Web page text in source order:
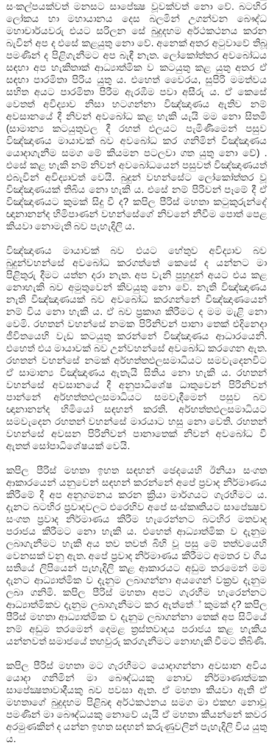
සංකල්පයක්වත් මනසට සාපේක්‍ෂ වූවක්වත් නො වේ. බටහිර
ලෝකය හා මහායානය දෙස බලමින් උගන්වන බෞද්ධ
මහාචාර්යවරු එයට සරිලන සේ බුදුදහම අර්ථකථනය කරන
බැවින් අප ද එසේ කළයුතු නො වේ. අනෙක් අතර අටුවාවේ තිබූ
පමණින් ද පිළිගැනීමට අප බැඳී නැත. ලෝකෝත්තර අවබෝධය
සඳහා අප හැකිතාක් ආධ්‍යාත්මික ව කටයුතු කළ යුතු අතර ඒ
සඳහා පාරමිතා පිරිය යුතු ය. එහෙත් වෛරය, සුපිරි මමත්වය
සහිත අයට පාරමිතා පිරීම ඇරඹීම පවා අසීරු ය. ඒ කෙසේ
වෙතත් අවිද්‍යාව නිසා හටගන්නා විඤ්ඤාණය ඇතිව නම්
අවසානයේ දී නිවන් අවබෝධ කළ හැකි යැයි මම නො සිතමි
(සාමාන්‍ය කටයුතුවල දී රහත් ඵලයට පැමිණීමෙන් පසුව
විඤ්ඤාණය මායාවක් බව අවබෝධ කර ගනිමින් විඤ්ඤාණය
යොදාගැනීම සමග මේ කියමන පටලවා ගත යුතු නො වේ) .
එසේ කළ හැකි නම් නිවන් අවබෝධයෙන් පසුවත් විඤ්ඤාණයත්
එබැවින් අවිද්‍යාවත් වෙයි. බුදුන් වහන්සේට ලෝකෝත්තර වූ
විඤ්ඤාණයක් තිබිය නො හැකි ය. එසේ නම් පිරිවන් පෑමේ දී ඒ
විඤ්ඤාණයට කුමක් සිදු වී ද? කපිල පීරිස් මහතා කටුකුරුන්දේ
ඥානානන්ද හිමිපාණන් වහන්සේගේ නිවනේ නීවීම පොත් පෙළ
කියවා නොමැති බව පැහැදිලි ය.
විඤ්ඤාණය මායාවක් බව එයට හේතුව අවිද්‍යාව බව
බුදුන්වහන්සේ අවබෝධ කරගත්තේ කෙසේ ද යන්නට මා
පිළිතුරු දීමට යත්න දරා නැත. අප වැනි පුහුදුන් අයට එය කළ
නොහැකි බව අමුතුවෙන් කිවයුතු නො වේ. නැති විඤ්ඤාණය
නැති විඤ්ඤාණයක් බව අවබෝධ කරගන්නේ විඤ්ඤාණයෙන්
නම් විය නො හැකි ය. ඒ බව ප්‍රකාශ කිරීමට ද මම මැළි නො
වෙමි. රහතන් වහන්සේ නමක පිරිනිවන් පානා තෙක් එදිනෙදා
ජීවිතයෙහි වැඩ කටයුතු කරන්නේ විඤ්ඤාණය ආධාරයෙනි.
එහෙත් එය මායාවක් බව උන්වහන්සේ අවබෝධ කරගෙන ඇත.
රහතන් වහන්සේ නමක් අර්හත්තඵලසමාධියට සමවැදෙනවිට
ඒ සාමාන්‍ය විඤ්ඤාණය ඇතැයි සිතිය නො හැකි ය. රහතන්
වහන්සේ අවසානයේ දී අනුපාධිශේෂ ධාතුවෙන් පිරිනිවන්
පාන්නේ අර්හත්තඵලසමාධියට සමවැදීමෙන් පසුව බව
ඥානානන්ද හිමියෝ සඳහන් කරති. අර්හත්තඵලසමාධියට
සමවැදෙන රහතන් වහන්සේ මාරයාට හසු නො වෙති. රහතන්
වහන්සේ අවසන පිරිනිවන් පානාතෙක් නිවන් අවබෝධ වී
ඇතත් සෝපාධිශේෂයක් වෙයි.
කපිල පීරිස් මහතා ඉහත සඳහන් ඡෙදයෙහි ඊනියා සංගත
ආකාරයෙන් යනුවෙන් සඳහන් කරන්නේ අපේ ප්‍රවාද නිර්මාණය
කිරීමේ දී අප අනුගමනය කරන ක්‍රියා මාර්ගයට ගැරහීමට ය.
දැනට බටහිර ප්‍රවාදවලට එරෙහිව අපේ සංස්කෘතියට සාපේක්‍ෂව
සංගත ප්‍රවාද නිර්මාණය කිරීම හැරෙන්නට බටහිර මතවාද
පරාජය කිරීමට නො හැකි ය. එහෙත් ආධ්‍යාත්මික ව දැනුම
ලබාගැනීමට හැකි අය තව තවත් බිහි වූ පසු මේ තත්වයෙහි
වෙනසක් වනු ඇත. අපේ ප්‍රවාද නිර්මාණය කිරීමට අමතර ව ගිය
සතියේ ලිපියෙන් පැහැදිලි කළ ආකාරයට අඩුම තරමෙන් මම
දැනට ආධ්‍යාත්මික ව දැනුම ලබාගන්නා අයගෙන් වක්‍රව දැනුම
ලබා ගනිමි. කපිල පීරිස් මහතා අපට ගැරහීම හැරෙන්නට
ආධ්‍යාත්මිකව දැනුම ලබාගැනීමට කර ඇත්තේ් කුමක් ද? කපිල
පීරිස් මහතා ආධ්‍යාත්මික ව දැනුම ලබාගන්නා තෙක් අප සිටියේ
නම් අඩුම තරමෙන් දෙමළ ත්‍රස්තවාදය පරාජය කළ හැකිය
යන්නවත් සමාජයේ තහවුරු කරගැනීමට නොහැකි වීමට තිබිණි.
කපිල පීරිස් මහතා මට ගැරහීමට යොදාගන්නා අවසාන අවිය
යොදා ගනිමින් මා බෞද්ධයකු නොව නිර්මාණාත්මක
සාපේක්‍ෂතාවාදීයකු බව පවසා ඇත. ඒ මහතා කියවා ඇති ඒ
මහතාගේ බුදුදහම පිළිබඳ අර්ථකථනය සමග මා එකඟ නොවූ
පමණින් මා බෞද්ධයකු නොවේ යැයි ඒ මහතා කියන්නේ කවර
අරමුණකින් ද යන්න ඉහත සඳහන් කරුණුවලින් පැහැදිලි විය යුතු
ය.